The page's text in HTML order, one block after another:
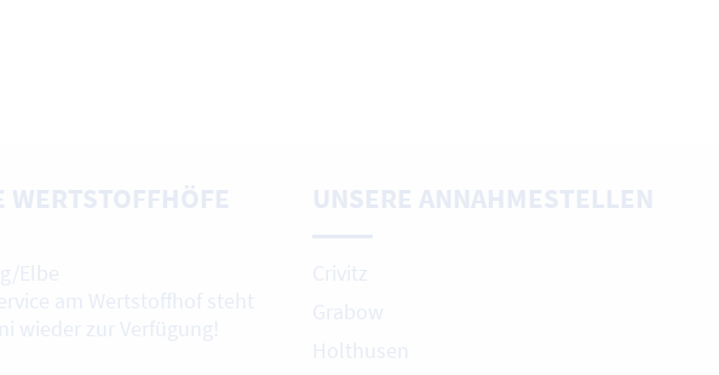
WERTSTOFFHÖFE
Elbe
am Wertstoffhof steht
wieder zur Verfügung!
UNSERE ANNAHMESTELLEN
Crivitz
Grabow
Holthusen